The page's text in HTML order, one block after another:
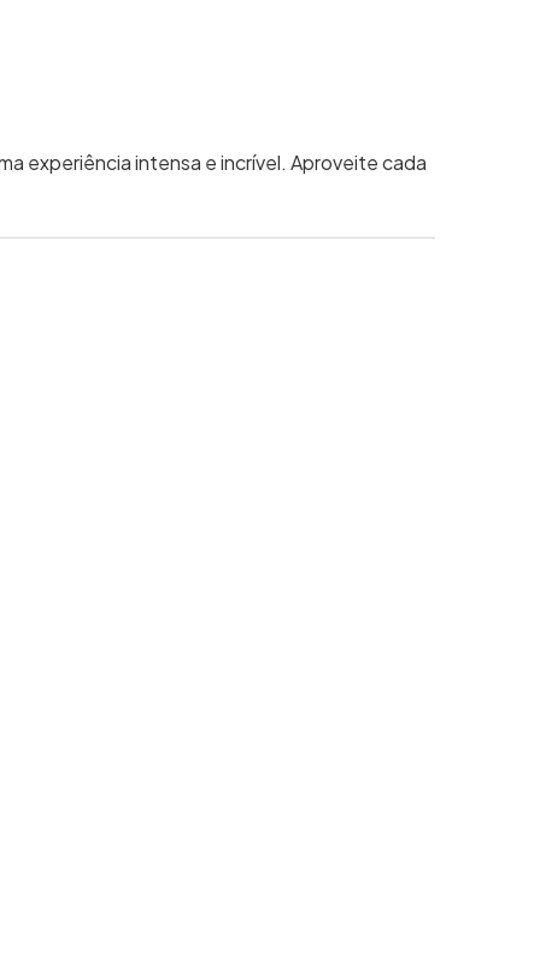
experiência intensa e incrível. Aproveite cada